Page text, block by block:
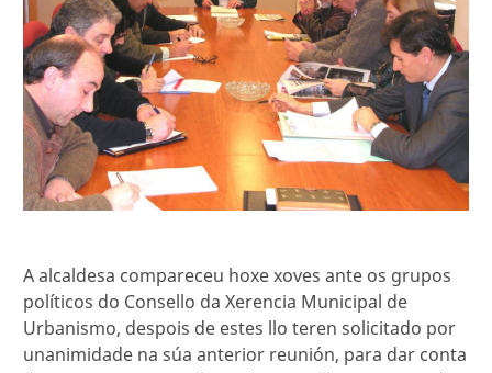
A alcaldesa compareceu hoxe xoves ante os grupos
políticos do Consello da Xerencia Municipal de
Urbanismo, despois de estes llo teren solicitado por
unanimidade na súa anterior reunión, para dar conta